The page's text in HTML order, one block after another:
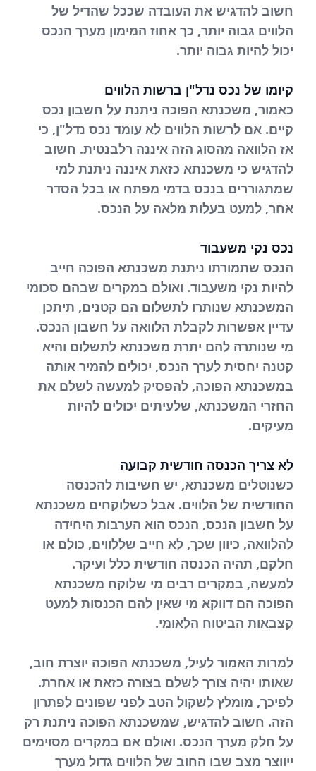
חשוב להדגיש את העובדה שככל שהדיל של
הלווים גבוה יותר, כך אחוז המימון מערך הנכס
יכול להיות גבוה יותר.
קיומו של נכס נדל"ן ברשות הלווים
כאמור, משכנתא הפוכה ניתנת על חשבון נכס
קיים. אם לרשות הלווים לא עומד נכס נדל"ן, כי
אז הלוואה מהסוג הזה איננה רלבנטית. חשוב
להדגיש כי משכנתא כזאת איננה ניתנת למי
שמתגוררים בנכס בדמי מפתח או בכל הסדר
אחר, למעט בעלות מלאה על הנכס.
נכס נקי משעבוד
הנכס שתמורתו ניתנת משכנתא הפוכה חייב
להיות נקי משעבוד. ואולם במקרים שבהם סכומי
המשכנתא שנותרו לתשלום הם קטנים, תיתכן
עדיין אפשרות לקבלת הלוואה על חשבון הנכס.
מי שנותרה להם יתרת משכנתא לתשלום והיא
קטנה יחסית לערך הנכס, יכולים להמיר אותה
במשכנתא הפוכה, להפסיק למעשה לשלם את
החזרי המשכנתא, שלעיתים יכולים להיות
מעיקים.
לא צריך הכנסה חודשית קבועה
כשנוטלים משכנתא, יש חשיבות להכנסה
החודשית של הלווים. אבל כשלוקחים משכנתא
על חשבון הנכס, הנכס הוא הערבות היחידה
להלוואה, כיוון שכך, לא חייב שללווים, כולם או
חלקם, תהיה הכנסה חודשית כלל ועיקר.
למעשה, במקרים רבים מי שלוקח משכנתא
הפוכה הם דווקא מי שאין להם הכנסות למעט
קצבאות הביטוח הלאומי.
למרות האמור לעיל, משכנתא הפוכה יוצרת חוב,
שאותו יהיה צורך לשלם בצורה כזאת או אחרת.
לפיכך, מומלץ לשקול הטב לפני שפונים לפתרון
הזה. חשוב להדגיש, שמשכנתא הפוכה ניתנת רק
על חלק מערך הנכס. ואולם אם במקרים מסוימים
ייווצר מצב שבו החוב של הלווים גדול מערך